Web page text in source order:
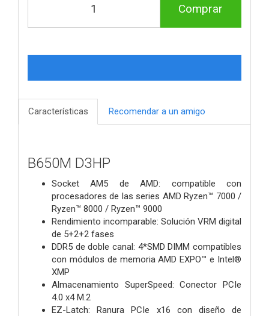
Comprar
Características Recomendar a un amigo
B650M D3HP
Socket AM5 de AMD: compatible con
procesadores de las series AMD Ryzen™ 7000 /
Ryzen™ 8000 / Ryzen™ 9000
Rendimiento incomparable: Solución VRM digital
de 5+2+2 fases
DDR5 de doble canal: 4*SMD DIMM compatibles
con módulos de memoria AMD EXPO™ e Intel®
XMP
Almacenamiento SuperSpeed: Conector PCIe
4.0 x4 M.2
EZ-Latch: Ranura PCIe x16 con diseño de